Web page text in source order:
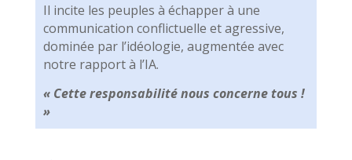
Il incite les peuples à échapper à une
communication conflictuelle et agressive,
dominée par l’idéologie, augmentée avec
notre rapport à l’IA.
« Cette responsabilité nous concerne tous !
»